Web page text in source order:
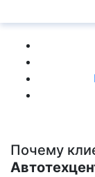
Почему